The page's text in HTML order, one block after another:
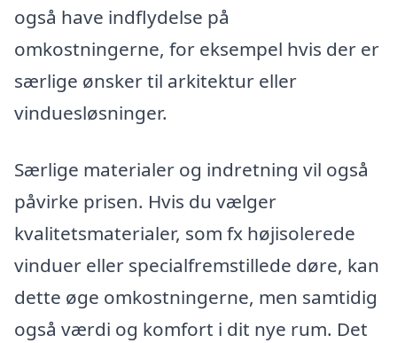
også have indflydelse på
omkostningerne, for eksempel hvis der er
særlige ønsker til arkitektur eller
vinduesløsninger.
Særlige materialer og indretning vil også
påvirke prisen. Hvis du vælger
kvalitetsmaterialer, som fx højisolerede
vinduer eller specialfremstillede døre, kan
dette øge omkostningerne, men samtidig
også værdi og komfort i dit nye rum. Det